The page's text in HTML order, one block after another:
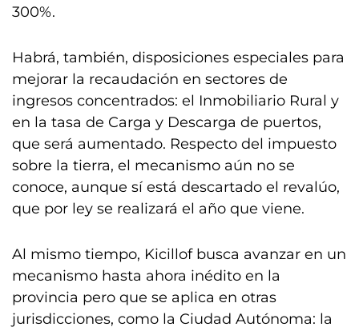
300%.
Habrá, también, disposiciones especiales para
mejorar la recaudación en sectores de
ingresos concentrados: el Inmobiliario Rural y
en la tasa de Carga y Descarga de puertos,
que será aumentado. Respecto del impuesto
sobre la tierra, el mecanismo aún no se
conoce, aunque sí está descartado el revalúo,
que por ley se realizará el año que viene.
Al mismo tiempo, Kicillof busca avanzar en un
mecanismo hasta ahora inédito en la
provincia pero que se aplica en otras
jurisdicciones, como la Ciudad Autónoma: la